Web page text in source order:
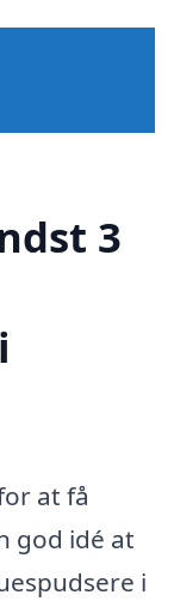
3
at få
god idé at
i